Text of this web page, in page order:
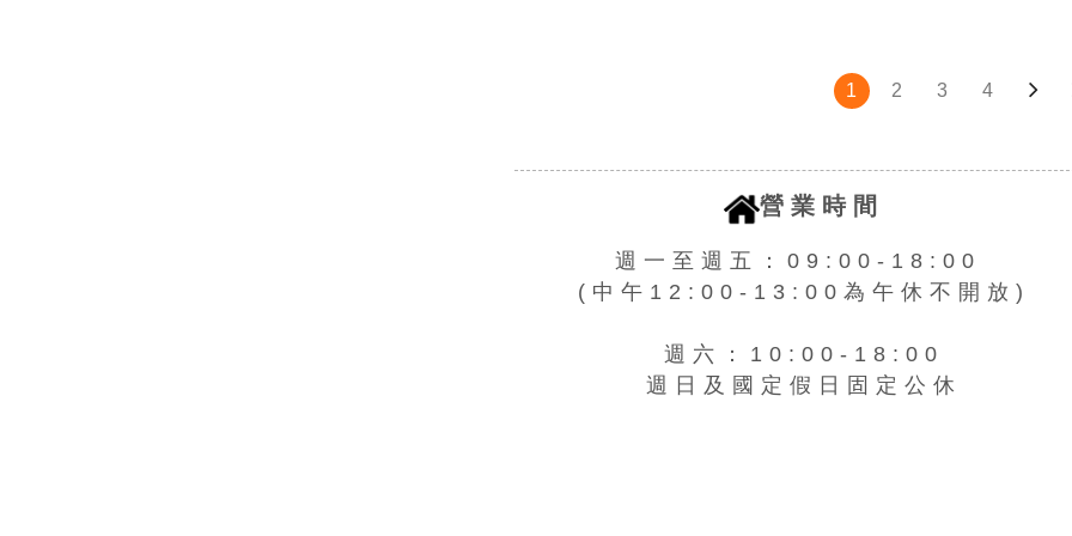
1 2 3 4
營業時間
週一至週五：09:00-18:00
(中午12:00-13:00為午休不開放)
週六：10:00-18:00
週日及國定假日固定公休